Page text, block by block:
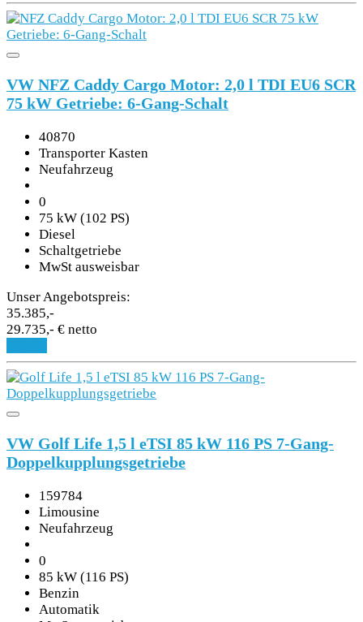
VW NFZ Caddy Cargo Motor: 2,0 l TDI EU6 SCR
75 kW Getriebe: 6-Gang-Schalt
40870
Transporter Kasten
Neufahrzeug
0
75 kW (102 PS)
Diesel
Schaltgetriebe
MwSt ausweisbar
Unser Angebotspreis:
35.385,-
29.735,- € netto
VW Golf Life 1,5 l eTSI 85 kW 116 PS 7-Gang-
Doppelkupplungsgetriebe
159784
Limousine
Neufahrzeug
0
85 kW (116 PS)
Benzin
Automatik